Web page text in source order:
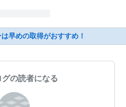
早めの取得がおすすめ！
グの読者になる